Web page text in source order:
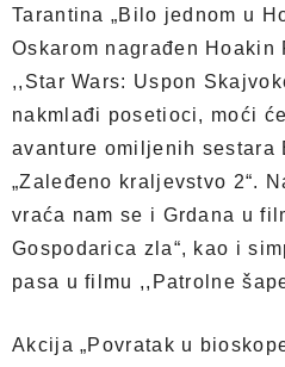
Tarantina „Bilo jednom u
Oskarom nagrađen Hoakin
,,Star Wars: Uspon
nakmlađi posetioci, moći
avanture omiljenih sestara
„Zaleđeno kraljevstvo 2“.
vraća nam se i Grdana u
Gospodarica zla“, kao i
pasa u filmu ,,Patrolne
Akcija „Povratak u